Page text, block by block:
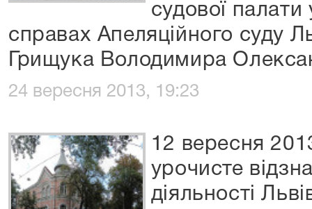
судової
справах Апеляційного суду
Грищука Володимира
24 вересня 2013, 19:23
12 вересня
урочисте
діяльності